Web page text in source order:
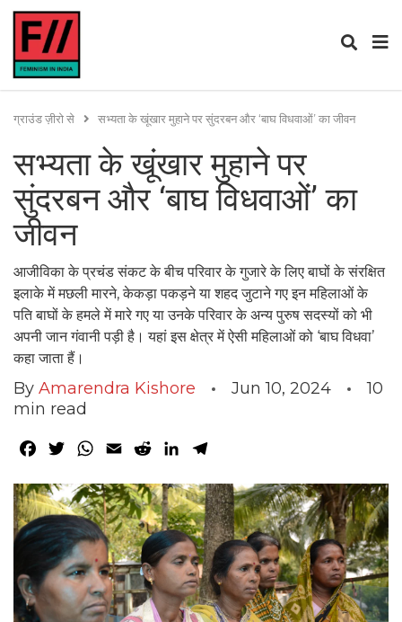
ग्राउंड ज़ीरो से सभ्यता के खूंखार मुहाने पर सुंदरबन और ‘बाघ विधवाओं’ का जीवन
सभ्यता के खूंखार मुहाने पर
सुंदरबन और ‘बाघ विधवाओं’ का
जीवन
आजीविका के प्रचंड संकट के बीच परिवार के गुजारे के लिए बाघों के संरक्षित
इलाके में मछली मारने, केकड़ा पकड़ने या शहद जुटाने गए इन महिलाओं के
पति बाघों के हमले में मारे गए या उनके परिवार के अन्य पुरुष सदस्यों को भी
अपनी जान गंवानी पड़ी है। यहां इस क्षेत्र में ऐसी महिलाओं को ‘बाघ विधवा’
कहा जाता हैं।
By Amarendra Kishore Jun 10, 2024
10
min read
Facebook
TwitterWhatsApp
Email RedditLinkedIn